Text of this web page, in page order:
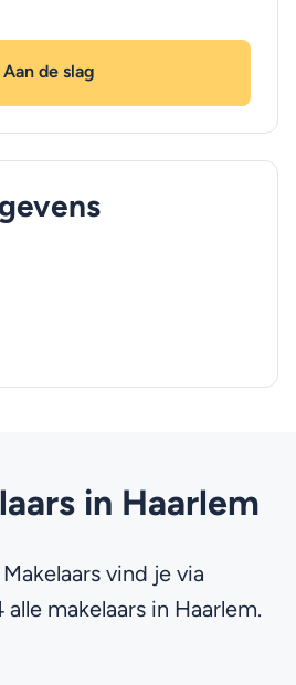
Aan de slag
in Haarlem
vind je via
makelaars in Haarlem.